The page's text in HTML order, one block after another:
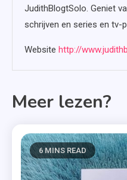
JudithBlogtSolo. Geniet
schrijven en series en tv-
Website http://
Meer lezen?
6 MINS READ